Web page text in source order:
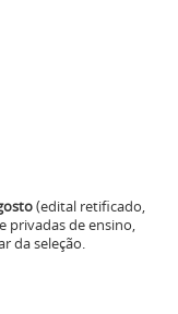
(edital retificado,
privadas de ensino,
da seleção.